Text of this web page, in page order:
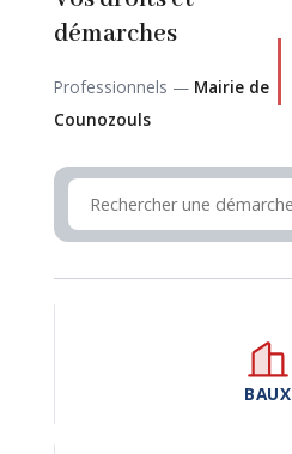
démarches
Professionnels — Mairie de
Counozouls
BAUX